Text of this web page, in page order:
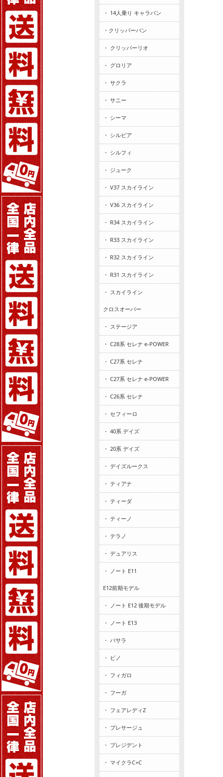
・ 14人乗り キャラバン
・クリッパーバン
・ クリッパーリオ
・ グロリア
・ サクラ
・ サニー
・ シーマ
・ シルビア
・ シルフィ
・ ジューク
・ V37 スカイライン
・ V36 スカイライン
・ R34 スカイライン
・ R33 スカイライン
・ R32 スカイライン
・ R31 スカイライン
・ スカイライン
クロスオーバー
・ ステージア
・ C28系 セレナ e-POWER
・ C27系 セレナ
・ C27系 セレナ e-POWER
・ C26系 セレナ
・ セフィーロ
・ 40系 デイズ
・ 20系 デイズ
・ デイズルークス
・ ティアナ
・ ティーダ
・ ティーノ
・ テラノ
・ デュアリス
・ ノート E11
E12前期モデル
・ ノート E12 後期モデル
・ ノート E13
・ バサラ
・ ピノ
・ フィガロ
・ フーガ
・ フェアレディZ
・ プレサージュ
・ プレジデント
・ マイクラC+C